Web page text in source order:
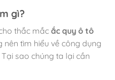
gì?
thắc mắc ắc quy ô tô
nên tìm hiểu về công dụng
sao chúng ta lại cần